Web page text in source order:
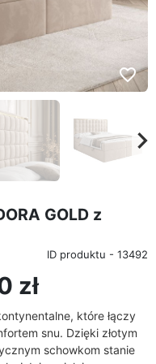
favorite_border
GOLD z
ID produktu - 13492
zł
które łączy
snu. Dzięki złotym
schowkom stanie